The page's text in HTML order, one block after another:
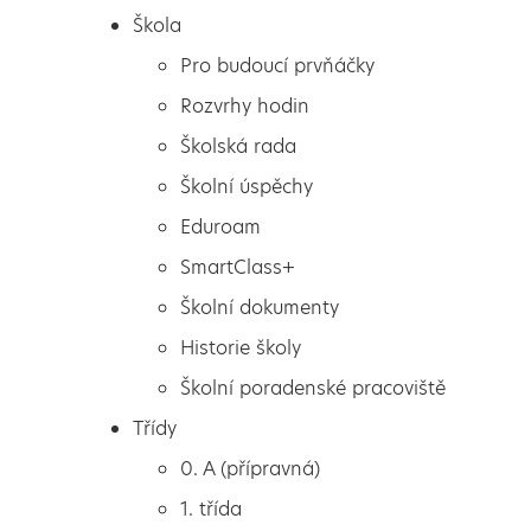
Pro budoucí prvňáčky
Rozvrhy hodin
Školská rada
Škola
Pro budoucí prvňáčky
Rozvrhy hodin
Školská rada
Školní úspěchy
Eduroam
SmartClass+
Školní dokumenty
Historie školy
Školní poradenské pracoviště
Třídy
0. A (přípravná)
1. třída
První pozdrav z lyžařského